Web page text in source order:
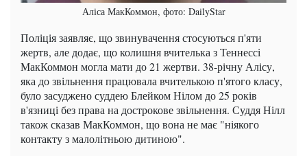
Аліса МакКоммон, фото: DailyStar
Поліція заявляє, що звинувачення стосуються п'яти
жертв, але додає, що колишня вчителька з Теннессі
МакКоммон могла мати до 21 жертви. 38-річну Алісу,
яка до звільнення працювала вчителькою п'ятого класу,
було засуджено суддею Блейком Нілом до 25 років
в'язниці без права на дострокове звільнення. Суддя Нілл
також сказав МакКоммон, що вона не має "ніякого
контакту з малолітньою дитиною".